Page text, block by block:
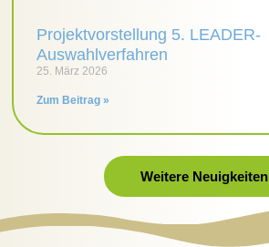
Projektvorstellung 5. LEADER-
Auswahlverfahren
25. März 2026
Zum Beitrag »
Weitere Neuigkeiten